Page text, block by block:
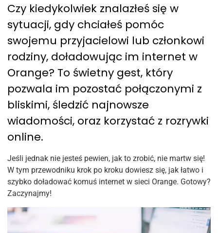
Czy kiedykolwiek znalazłeś się w
sytuacji, gdy chciałeś pomóc
swojemu przyjacielowi lub członkowi
rodziny, doładowując im internet w
Orange? To świetny gest, który
pozwala im pozostać połączonymi z
bliskimi, śledzić najnowsze
wiadomości, oraz korzystać z rozrywki
online.
Jeśli jednak nie jesteś pewien, jak to zrobić, nie martw się!
W tym przewodniku krok po kroku dowiesz się, jak łatwo i
szybko doładować komuś internet w sieci Orange. Gotowy?
Zaczynajmy!